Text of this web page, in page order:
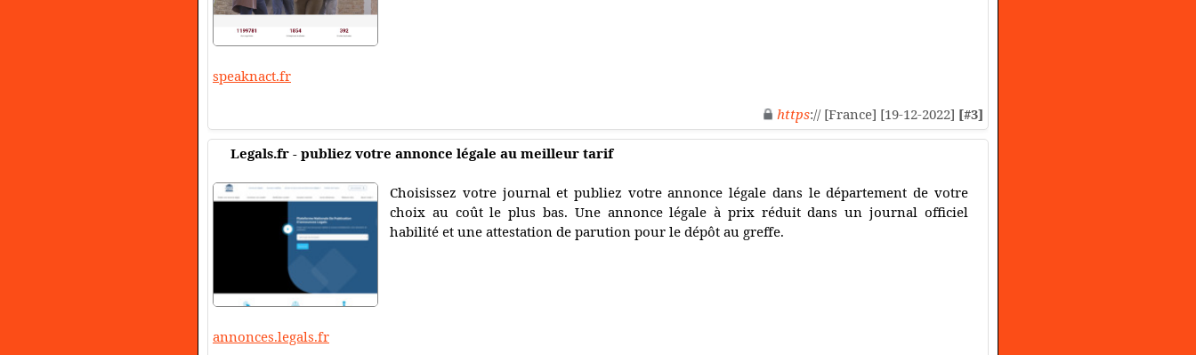
speaknact.fr
https:// [France] [19-12-2022] [#3]
Legals.fr - publiez votre annonce légale au meilleur tarif
Choisissez votre journal et publiez votre annonce légale dans le département de votre
choix au coût le plus bas. Une annonce légale à prix réduit dans un journal officiel
habilité et une attestation de parution pour le dépôt au greffe.
annonces.legals.fr